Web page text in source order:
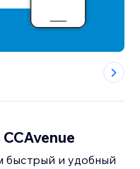
быстрый и удобный